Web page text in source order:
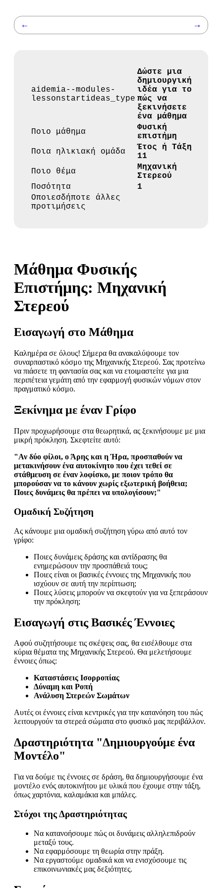
← →
aidemia--modules-
lessonstartideas_type
Δώστε μια
δημιουργική
ιδέα για το
πώς να
ξεκινήσετε
ένα μάθημα
Ποιο μάθημα
Φυσική
επιστήμη
Ποια ηλικιακή ομάδα
Έτος ή Τάξη
11
Ποιο θέμα
Μηχανική
Στερεού
Ποσότητα
1
Οποιεσδήποτε άλλες
προτιμήσεις
Μάθημα Φυσικής
Επιστήμης: Μηχανική
Στερεού
Εισαγωγή στο Μάθημα
Καλημέρα σε όλους! Σήμερα θα ανακαλύψουμε τον
συναρπαστικό κόσμο της Μηχανικής Στερεού. Σας προτείνω
να πιάσετε τη φαντασία σας και να ετοιμαστείτε για μια
περιπέτεια γεμάτη από την εφαρμογή φυσικών νόμων στον
πραγματικό κόσμο.
Ξεκίνημα με έναν Γρίφο
Πριν προχωρήσουμε στα θεωρητικά, ας ξεκινήσουμε με μια
μικρή πρόκληση. Σκεφτείτε αυτό:
"Αν δύο φίλοι, ο Άρης και η Ήρα, προσπαθούν να
μετακινήσουν ένα αυτοκίνητο που έχει τεθεί σε
στάθμευση σε έναν λοφίσκο, με ποιον τρόπο θα
μπορούσαν να το κάνουν χωρίς εξωτερική βοήθεια;
Ποιες δυνάμεις θα πρέπει να υπολογίσουν;"
Ομαδική Συζήτηση
Ας κάνουμε μια ομαδική συζήτηση γύρω από αυτό τον
γρίφο:
Ποιες δυνάμεις δράσης και αντίδρασης θα
ενημερώσουν την προσπάθειά τους;
Ποιες είναι οι βασικές έννοιες της Μηχανικής που
ισχύουν σε αυτή την περίπτωση;
Ποιες λύσεις μπορούν να σκεφτούν για να ξεπεράσουν
την πρόκληση;
Εισαγωγή στις Βασικές Έννοιες
Αφού συζητήσουμε τις σκέψεις σας, θα εισέλθουμε στα
κύρια θέματα της Μηχανικής Στερεού. Θα μελετήσουμε
έννοιες όπως:
Καταστάσεις Ισορροπίας
Δύναμη και Ροπή
Ανάλυση Στερεών Σωμάτων
Αυτές οι έννοιες είναι κεντρικές για την κατανόηση του πώς
λειτουργούν τα στερεά σώματα στο φυσικό μας περιβάλλον.
Δραστηριότητα "Δημιουργούμε ένα
Μοντέλο"
Για να δούμε τις έννοιες σε δράση, θα δημιουργήσουμε ένα
μοντέλο ενός αυτοκινήτου με υλικά που έχουμε στην τάξη,
όπως χαρτόνια, καλαμάκια και μπάλες.
Στόχοι της Δραστηριότητας
Να κατανοήσουμε πώς οι δυνάμεις αλληλεπιδρούν
μεταξύ τους.
Να εφαρμόσουμε τη θεωρία στην πράξη.
Να εργαστούμε ομαδικά και να ενισχύσουμε τις
επικοινωνιακές μας δεξιότητες.